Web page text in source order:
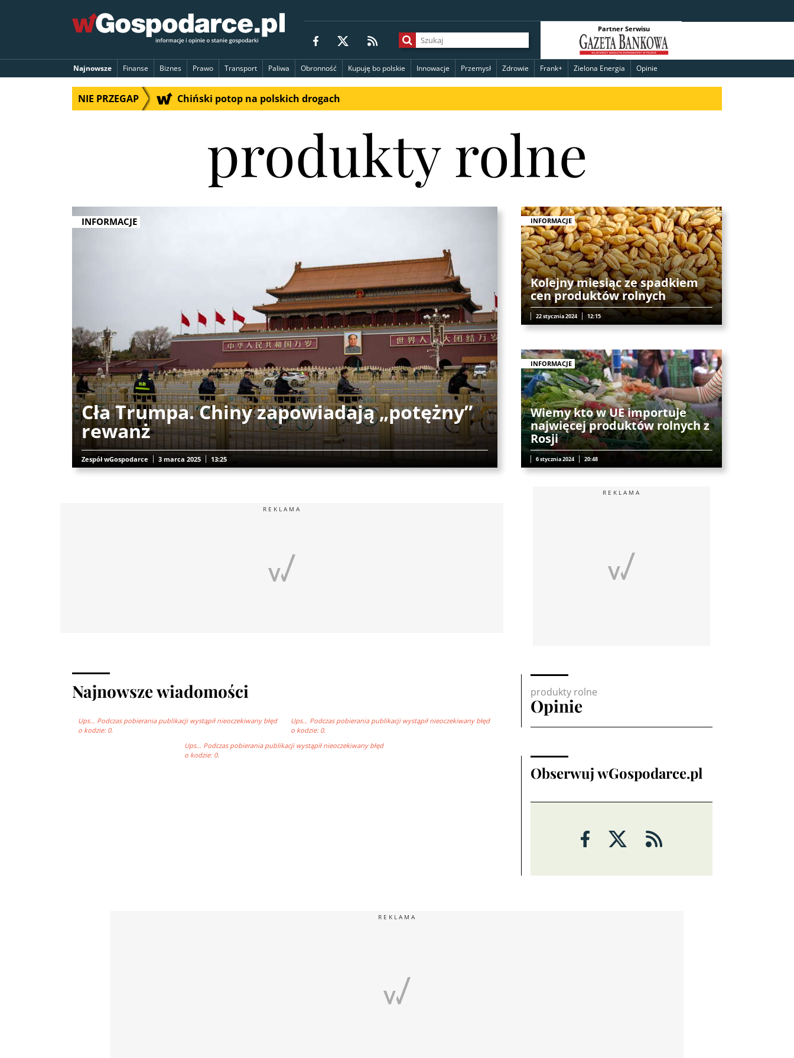
Partner Serwisu
Najnowsze Finanse Biznes Prawo Transport Paliwa Obronność Kupuję bo polskie Innowacje Przemysł Zdrowie Frank+ Zielona Energia Opinie
NIE PRZEGAP Chiński potop na polskich drogach
produkty rolne
INFORMACJE
Cła Trumpa. Chiny zapowiadają „potężny”
rewanż
Zespół wGospodarce 3 marca 2025 13:25
INFORMACJE
Kolejny miesiąc ze spadkiem
cen produktów rolnych
22 stycznia 2024 12:15
INFORMACJE
Wiemy kto w UE importuje
najwięcej produktów rolnych z
Rosji
6 stycznia 2024 20:48
REKLAMA
Najnowsze wiadomości
Ups… Podczas pobierania publikacji wystąpił nieoczekiwany błęd
o kodzie: 0.
Ups… Podczas pobierania publikacji wystąpił nieoczekiwany błęd
o kodzie: 0.
Ups… Podczas pobierania publikacji wystąpił nieoczekiwany błęd
o kodzie: 0.
REKLAMA
produkty rolne
Opinie
Obserwuj wGospodarce.pl
REKLAMA